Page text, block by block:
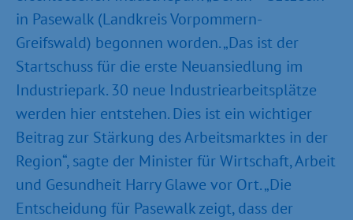
in Pasewalk (Landkreis Vorpommern-
Greifswald) begonnen worden. „Das ist der
Startschuss für die erste Neuansiedlung im
Industriepark. 30 neue Industriearbeitsplätze
werden hier entstehen. Dies ist ein wichtiger
Beitrag zur Stärkung des Arbeitsmarktes in der
Region“, sagte der Minister für Wirtschaft, Arbeit
und Gesundheit Harry Glawe vor Ort. „Die
Entscheidung für Pasewalk zeigt, dass der